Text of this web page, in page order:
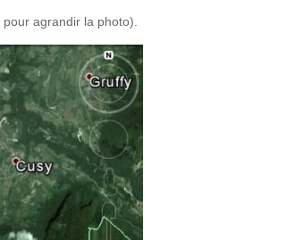
agrandir la photo).